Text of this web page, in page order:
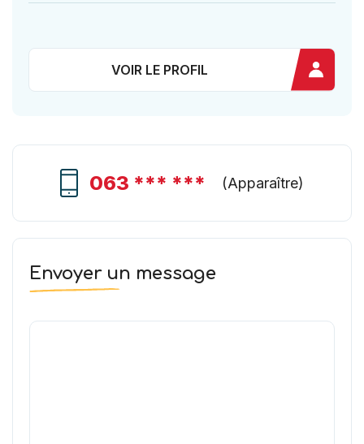
VOIR LE PROFIL
063 *** *** (Apparaître)
Envoyer un message